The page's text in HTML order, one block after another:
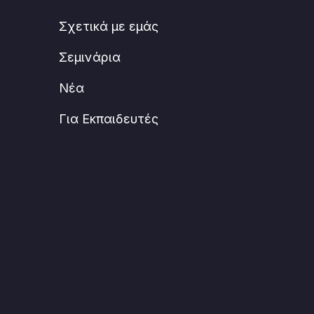
Σχετικά με εμάς
Σεμινάρια
Νέα
Για Εκπαιδευτές